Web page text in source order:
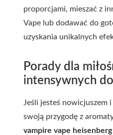
proporcjami, mieszać z
Vape lub dodawać do
uzyskania unikalnych
Porady dla
intensywnych
Jeśli jesteś nowicjuszem
swoją przygodę z
vampire vape